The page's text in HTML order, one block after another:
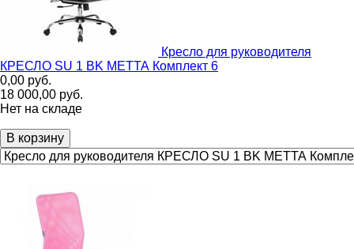
Кресло для руководителя
КРЕСЛО SU 1 BK МЕТТА Комплект 6
0,00 руб.
18 000,00 руб.
Нет на складе
В корзину